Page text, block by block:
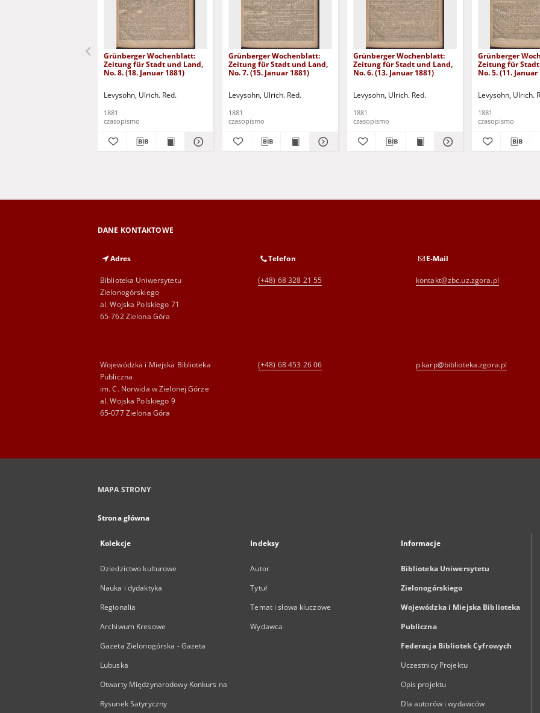
Grünberger Wochenblatt:
Zeitung für Stadt und Land,
No. 8. (18. Januar 1881)
Levysohn, Ulrich. Red.
1881
czasopismo
Grünberger Wochenblatt:
Zeitung für Stadt und Land,
No. 7. (15. Januar 1881)
Levysohn, Ulrich. Red.
1881
czasopismo
Grünberger Wochenblatt:
Zeitung für Stadt und Land,
No. 6. (13. Januar 1881)
Levysohn, Ulrich. Red.
1881
czasopismo
Grünberger
Zeitung für
No. 5. (11. Januar
Levysohn, Ulrich.
1881
czasopismo
DANE KONTAKTOWE
Adres
Biblioteka Uniwersytetu
Zielonogórskiego
al. Wojska Polskiego 71
65-762 Zielona Góra
Telefon
(+48) 68 328 21 55
E-Mail
kontakt@zbc.uz.zgora.pl
Wojewódzka i Miejska Biblioteka
Publiczna
im. C. Norwida w Zielonej Górze
al. Wojska Polskiego 9
65-077 Zielona Góra
(+48) 68 453 26 06 p.karp@biblioteka.zgora.pl
MAPA STRONY
Strona główna
Kolekcje
Dziedzictwo kulturowe
Nauka i dydaktyka
Regionalia
Archiwum Kresowe
Gazeta Zielonogórska - Gazeta
Lubuska
Otwarty Międzynarodowy Konkurs na
Rysunek Satyryczny
Indeksy
Autor
Tytuł
Temat i słowa kluczowe
Wydawca
Informacje
Biblioteka Uniwersytetu
Zielonogórskiego
Wojewódzka i Miejska Biblioteka
Publiczna
Federacja Bibliotek Cyfrowych
Uczestnicy Projektu
Opis projektu
Dla autorów i wydawców